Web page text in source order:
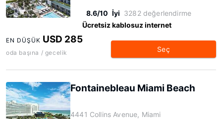
8.6/10 İyi 3282 değerlendirme
Ücretsiz kablosuz internet
EN DÜŞÜK USD 285
oda başına / gecelik Seç
Fontainebleau Miami Beach
4441 Collins Avenue, Miami